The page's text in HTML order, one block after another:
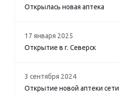
Открылась новая аптека
17 января 2025
Открытие в г. Северск
3 сентября 2024
Открытие новой аптеки сети